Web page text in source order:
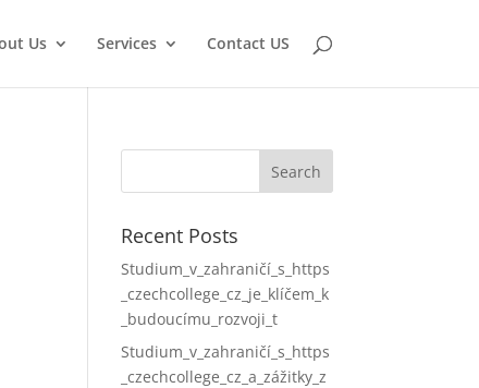
Us Services Contact US
Recent Posts
Studium_v_zahraničí_s_https
_czechcollege_cz_je_klíčem_k
_budoucímu_rozvoji_t
Studium_v_zahraničí_s_https
_czechcollege_cz_a_zážitky_z